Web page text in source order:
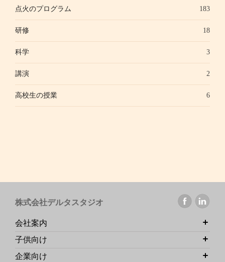
点火のプログラム 183
研修 18
科学 3
講演 2
高校生の授業 6
株式会社デルタスタジオ
会社案内
子供向け
企業向け